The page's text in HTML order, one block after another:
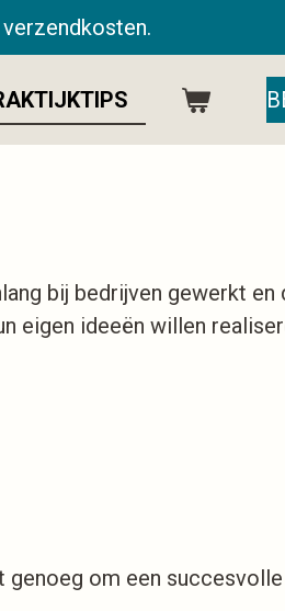
bij bedrijven gewerkt en
eigen ideeën willen
genoeg om een succesvolle